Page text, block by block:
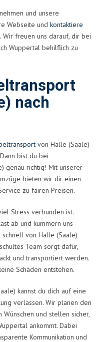
und unsere
Webseite und kontaktiere
freuen uns darauf, dir bei
Wuppertal behilflich zu
nach
von Halle (Saale)
bist du bei
genau richtig! Mit unserer
bieten wir dir einen
zu fairen Preisen.
Stress verbunden ist.
ab und kümmern uns
von Halle (Saale)
Team sorgt dafür,
und transportiert werden.
Schäden entstehen.
kannst du dich auf eine
verlassen. Wir planen den
und stellen sicher,
ankommt. Dabei
Kommunikation und